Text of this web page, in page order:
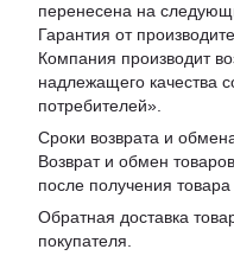
перенесена на
Гарантия от
Компания производит
надлежащего качества
потребителей».
Сроки возврата и
Возврат и обмен
после получения
Обратная доставка
покупателя.